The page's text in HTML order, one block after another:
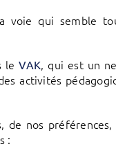
voie qui semble
leVAK, qui est un
activités
nos
: